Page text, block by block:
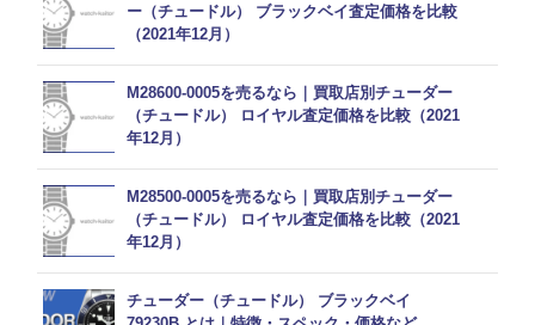
ー（チュードル） ブラックベイ査定価格を比較
（2021年12月）
M28600-0005を売るなら｜買取店別チューダー
（チュードル） ロイヤル査定価格を比較（2021
年12月）
M28500-0005を売るなら｜買取店別チューダー
（チュードル） ロイヤル査定価格を比較（2021
年12月）
チューダー（チュードル） ブラックベイ